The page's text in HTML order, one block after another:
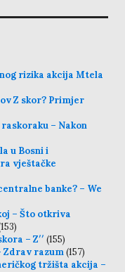
rizika akcija Mtela
Z skor? Primjer
– Nakon
u Bosni i
vještačke
banke? – We
– Što otkriva
– Z′′ (155)
Zdrav razum(157)
tržišta akcija –